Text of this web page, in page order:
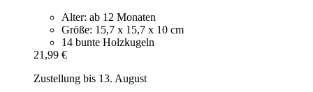
Alter: ab 12 Monaten
Größe: 15,7 x 15,7 x 10 cm
14 bunte Holzkugeln
21,99 €
Zustellung bis 13. August